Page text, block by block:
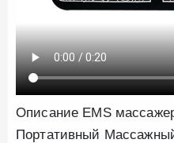
Описание EMS
Портативный